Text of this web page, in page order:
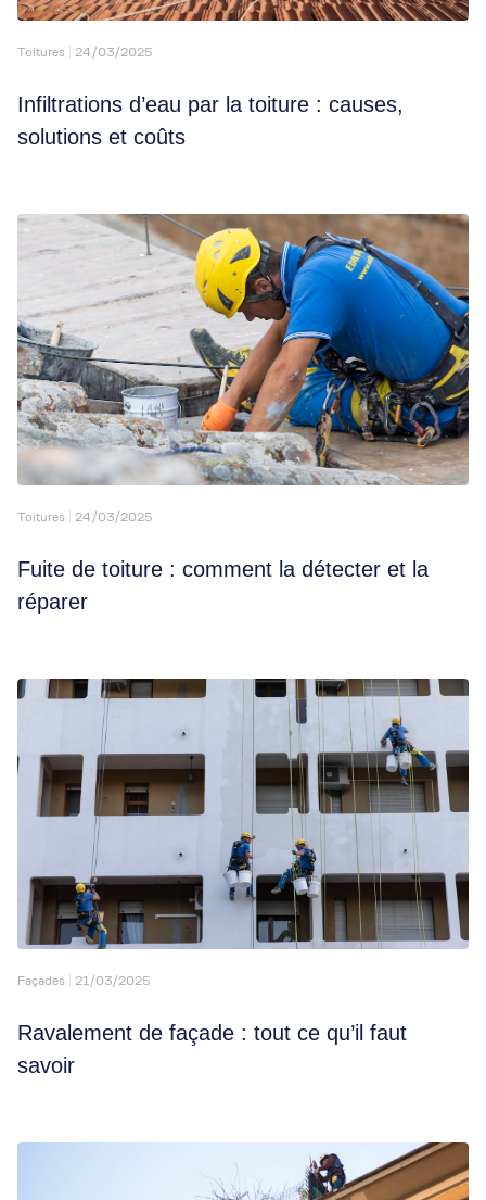
Toitures 24/03/2025
Infiltrations d’eau par la toiture : causes,
solutions et coûts
Toitures 24/03/2025
Fuite de toiture : comment la détecter et la
réparer
Façades 21/03/2025
Ravalement de façade : tout ce qu’il faut
savoir